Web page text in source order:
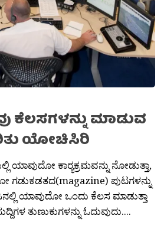
ಕೆಲಸಗಳನ್ನು ಮಾಡುವ
ಯೋಚಿಸಿರಿ
ಯಾವುದೋ ಕಾರ‍್ಯಕ್ರಮವನ್ನು ನೋಡುತ್ತಾ,
ಗಡುಕಡತದ(magazine) ಪುಟಗಳನ್ನು
ಯಾವುದೋ ಒಂದು ಕೆಲಸ ಮಾಡುತ್ತಾ
ತುಣುಕುಗಳನ್ನು ಓದುವುದು....